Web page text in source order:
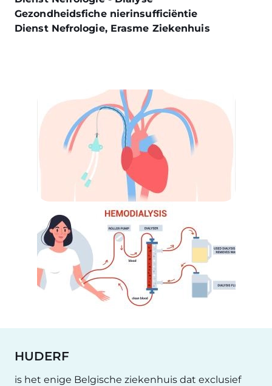
Gezondheidsfiche nierinsufficiëntie
Dienst Nefrologie, Erasme Ziekenhuis
HUDERF
is het enige Belgische ziekenhuis dat exclusief